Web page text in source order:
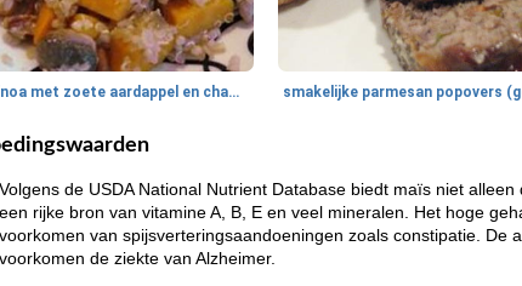
quinoa met zoete aardappel en champignons
Volgens de USDA National Nutrient Database biedt maïs niet
een rijke bron van vitamine A, B, E en veel mineralen. Het hoge
voorkomen van spijsverteringsaandoeningen zoals constipatie.
voorkomen de ziekte van Alzheimer.